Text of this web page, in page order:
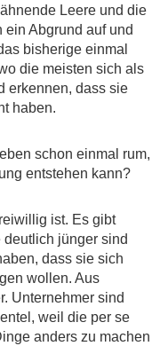
Leere und die
ein Abgrund auf und
bisherige einmal
die meisten sich als
erkennen, dass sie
haben.
schon einmal rum,
entstehen kann?
ist. Es gibt
jünger sind
dass sie sich
wollen. Aus
Unternehmer sind
weil die per se
anders zu machen